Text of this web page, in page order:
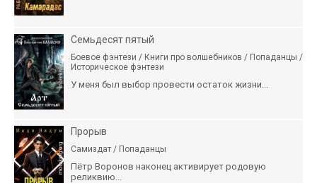
Семьдесят пятый
Боевое фэнтези / Книги про волшебников / Попаданцы /
Историческое фэнтези
У меня был выбор провести остаток жизни...
Прорыв
Самиздат / Попаданцы
Пётр Воронов наконец активирует родовую
реликвию...